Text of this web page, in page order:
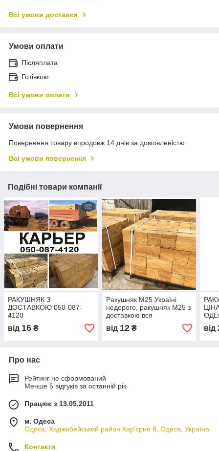
Всі умови доставки
Умови оплати
Післяплата
Готівкою
Всі умови оплати
Умови повернення
Повернення товару впродовж 14 днів за домовленістю
Всі умови повернення
Подібні товари компанії
РАКУШНЯК З
ДОСТАВКОЮ 050-087-
4120
від 16 ₴
Ракушняк М25 Україні
недорого, ракушняк М25 з
доставкою вся
Україна,камінь ракушняк
М25 виробник
від 12₴ від
Про нас
Рейтинг не сформований
Менше 5 відгуків за останній рік
Працює з 13.05.2011
м. Одеса
Одеса, Хаджибейський район Кар'єрне 8, Одеса, Україна
Контакти